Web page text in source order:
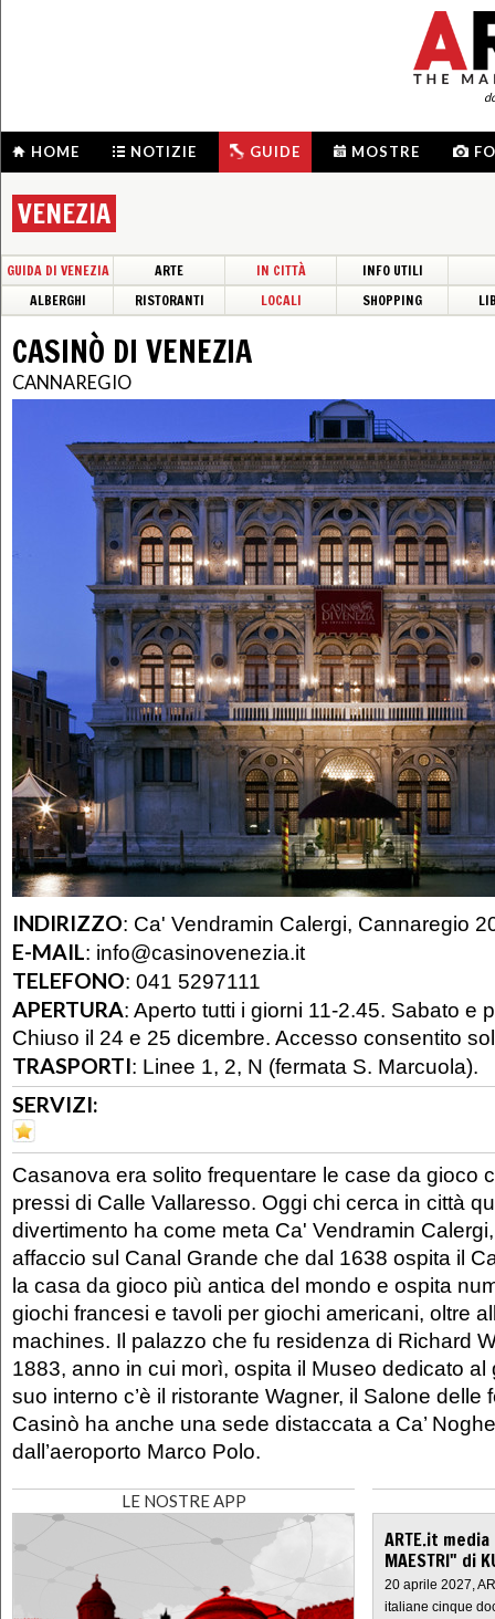
HOME NOTIZIE GUIDE MOSTRE
VENEZIA
GUIDA DI VENEZIA ARTE IN CITTÀ
INFO UTILI
ALBERGHI
RISTORANTI LOCALI SHOPPING
CASINÒ DI VENEZIA
CANNAREGIO
INDIRIZZO: Ca' Vendramin Calergi, Cannaregio
E-MAIL: info@casinovenezia.it
TELEFONO: 041 5297111
APERTURA: Aperto tutti i giorni 11-2.45. Sabato e
Chiuso il 24 e 25 dicembre. Accesso consentito
TRASPORTI: Linee 1, 2, N (fermata S. Marcuola).
SERVIZI:
Casanova era solito frequentare le case da gioco
pressi di Calle Vallaresso. Oggi chi cerca in città
divertimento ha come meta Ca' Vendramin
affaccio sul Canal Grande che dal 1638 ospita il
la casa da gioco più antica del mondo e ospita
giochi francesi e tavoli per giochi americani, oltre
machines. Il palazzo che fu residenza di Richard
1883, anno in cui morì, ospita il Museo dedicato al
suo interno c’è il ristorante Wagner, il Salone delle
Casinò ha anche una sede distaccata a Ca’
dall’aeroporto Marco Polo.
LE NOSTRE APP
ARTE.it
MAESTRI" di
20 aprile 2027,
italiane cinque